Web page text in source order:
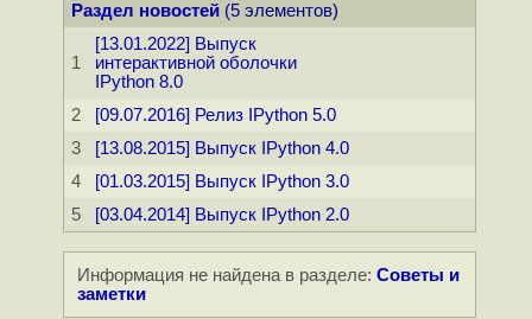
Раздел новостей(5 элементов)
1
[13.01.2022] Выпуск
интерактивной оболочки
IPython 8.0
2
[09.07.2016] Релиз IPython 5.0
3
[13.08.2015] Выпуск IPython 4.0
4
[01.03.2015] Выпуск IPython 3.0
5
[03.04.2014] Выпуск IPython 2.0
Информация не найдена в разделе: Советы и
заметки